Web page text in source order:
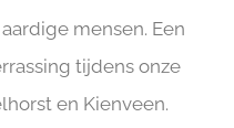
mensen. Een
tijdens onze
en Kienveen.